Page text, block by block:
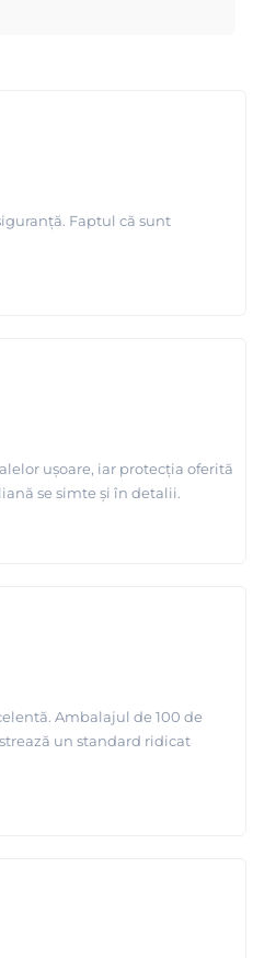
Faptul că sunt
ușoare, iar protecția oferită
se simte și în detalii.
Ambalajul de 100 de
un standard ridicat